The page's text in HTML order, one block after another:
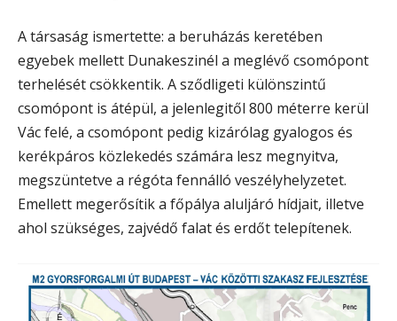
A társaság ismertette: a beruházás keretében
egyebek mellett Dunakeszinél a meglévő csomópont
terhelését csökkentik. A sződligeti különszintű
csomópont is átépül, a jelenlegitől 800 méterre kerül
Vác felé, a csomópont pedig kizárólag gyalogos és
kerékpáros közlekedés számára lesz megnyitva,
megszüntetve a régóta fennálló veszélyhelyzetet.
Emellett megerősítik a főpálya aluljáró hídjait, illetve
ahol szükséges, zajvédő falat és erdőt telepítenek.